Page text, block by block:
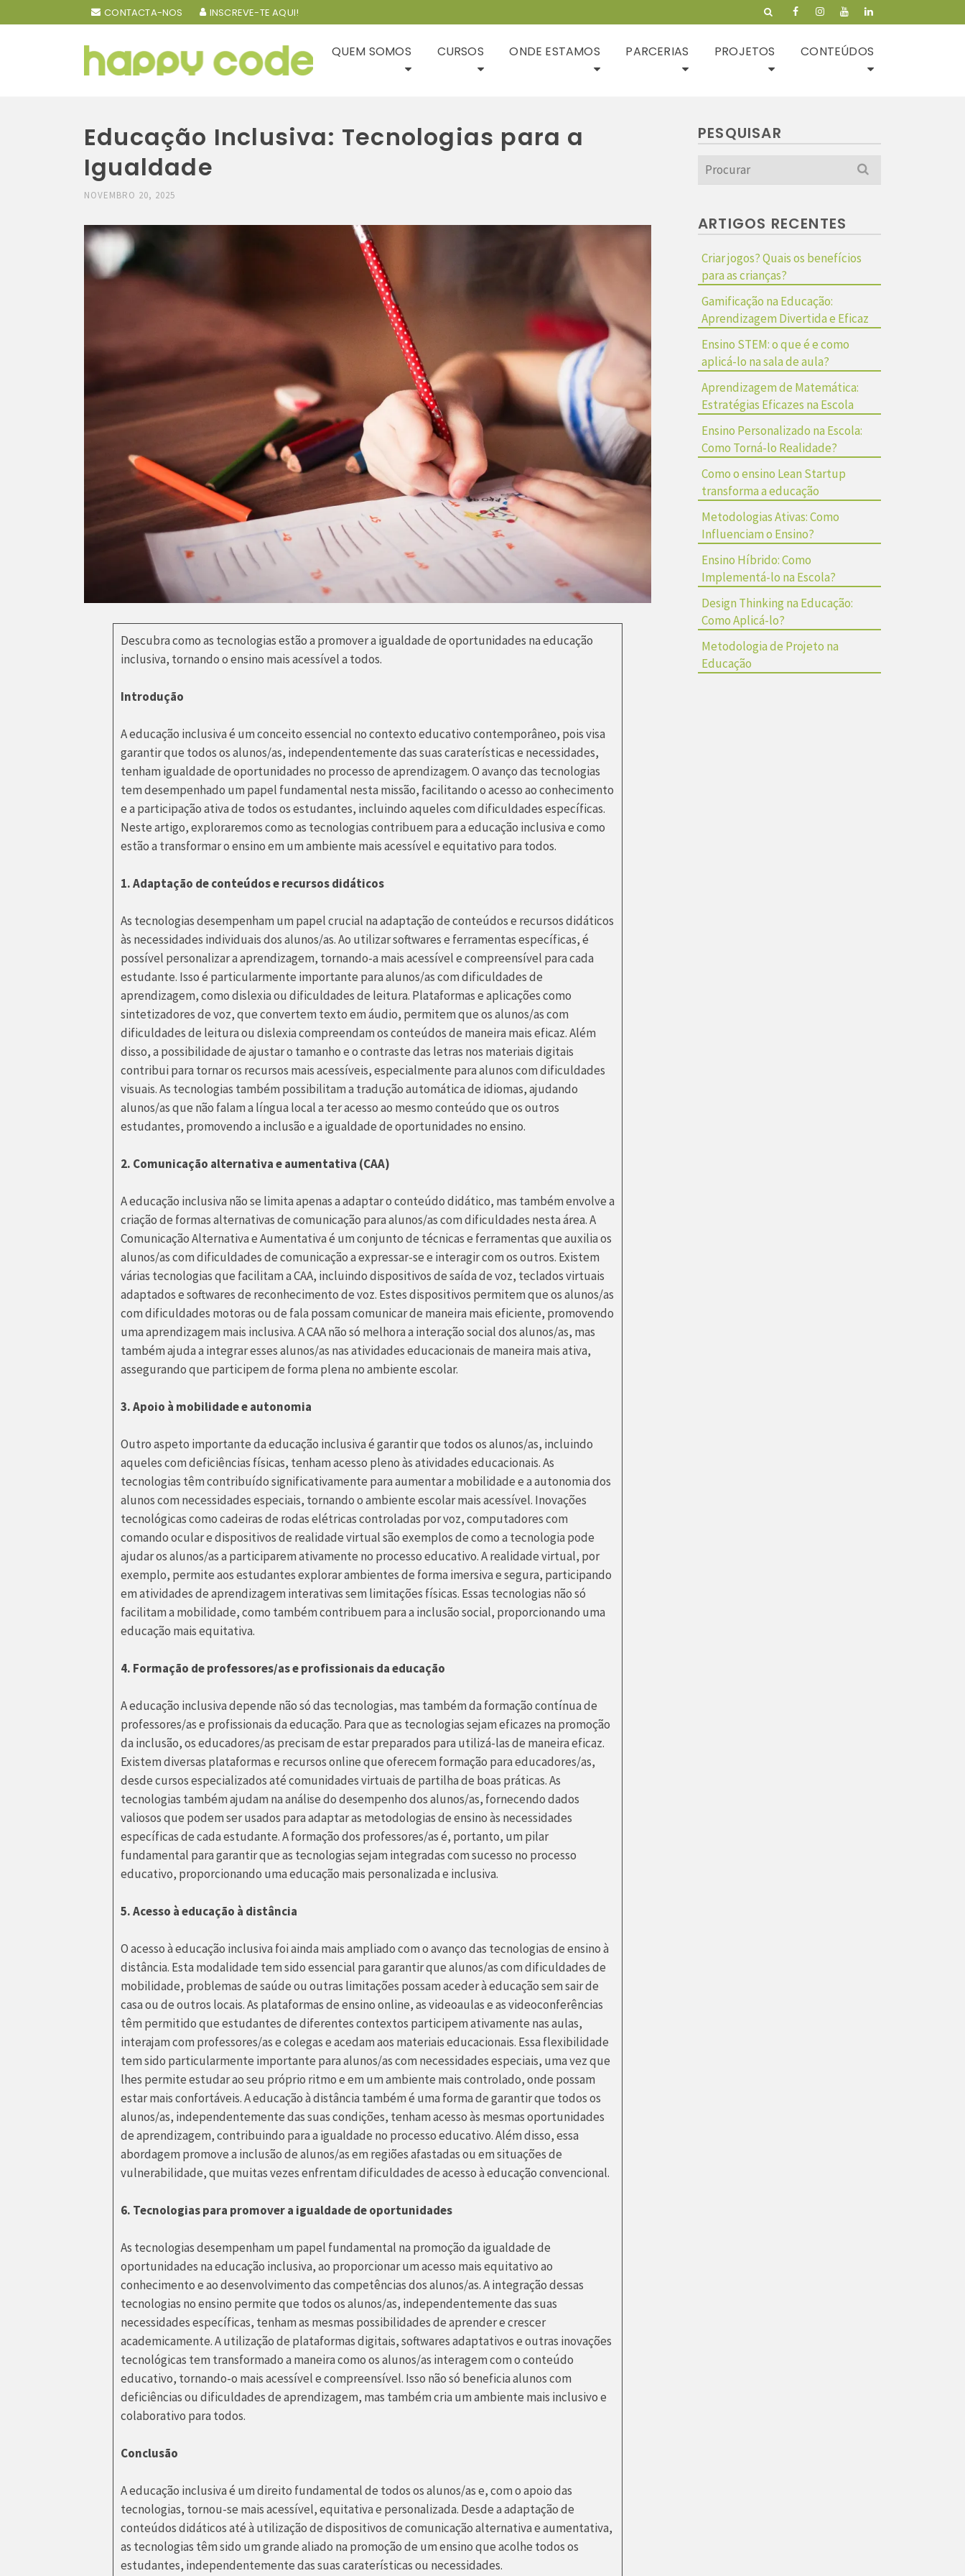
CONTACTA-NOS INSCREVE-TE AQUI!
QUEM SOMOS CURSOS ONDE ESTAMOS PARCERIAS PROJETOS CONTEÚDOS
Educação Inclusiva: Tecnologias para a
Igualdade
NOVEMBRO 20, 2025
Descubra como as tecnologias estão a promover a igualdade de oportunidades na educação
inclusiva, tornando o ensino mais acessível a todos.
Introdução
A educação inclusiva é um conceito essencial no contexto educativo contemporâneo, pois visa
garantir que todos os alunos/as, independentemente das suas caraterísticas e necessidades,
tenham igualdade de oportunidades no processo de aprendizagem. O avanço das tecnologias
tem desempenhado um papel fundamental nesta missão, facilitando o acesso ao conhecimento
e a participação ativa de todos os estudantes, incluindo aqueles com dificuldades específicas.
Neste artigo, exploraremos como as tecnologias contribuem para a educação inclusiva e como
estão a transformar o ensino em um ambiente mais acessível e equitativo para todos.
1. Adaptação de conteúdos e recursos didáticos
As tecnologias desempenham um papel crucial na adaptação de conteúdos e recursos didáticos
às necessidades individuais dos alunos/as. Ao utilizar softwares e ferramentas específicas, é
possível personalizar a aprendizagem, tornando-a mais acessível e compreensível para cada
estudante. Isso é particularmente importante para alunos/as com dificuldades de
aprendizagem, como dislexia ou dificuldades de leitura. Plataformas e aplicações como
sintetizadores de voz, que convertem texto em áudio, permitem que os alunos/as com
dificuldades de leitura ou dislexia compreendam os conteúdos de maneira mais eficaz. Além
disso, a possibilidade de ajustar o tamanho e o contraste das letras nos materiais digitais
contribui para tornar os recursos mais acessíveis, especialmente para alunos com dificuldades
visuais. As tecnologias também possibilitam a tradução automática de idiomas, ajudando
alunos/as que não falam a língua local a ter acesso ao mesmo conteúdo que os outros
estudantes, promovendo a inclusão e a igualdade de oportunidades no ensino.
2. Comunicação alternativa e aumentativa (CAA)
A educação inclusiva não se limita apenas a adaptar o conteúdo didático, mas também envolve a
criação de formas alternativas de comunicação para alunos/as com dificuldades nesta área. A
Comunicação Alternativa e Aumentativa é um conjunto de técnicas e ferramentas que auxilia os
alunos/as com dificuldades de comunicação a expressar-se e interagir com os outros. Existem
várias tecnologias que facilitam a CAA, incluindo dispositivos de saída de voz, teclados virtuais
adaptados e softwares de reconhecimento de voz. Estes dispositivos permitem que os alunos/as
com dificuldades motoras ou de fala possam comunicar de maneira mais eficiente, promovendo
uma aprendizagem mais inclusiva. A CAA não só melhora a interação social dos alunos/as, mas
também ajuda a integrar esses alunos/as nas atividades educacionais de maneira mais ativa,
assegurando que participem de forma plena no ambiente escolar.
3. Apoio à mobilidade e autonomia
Outro aspeto importante da educação inclusiva é garantir que todos os alunos/as, incluindo
aqueles com deficiências físicas, tenham acesso pleno às atividades educacionais. As
tecnologias têm contribuído significativamente para aumentar a mobilidade e a autonomia dos
alunos com necessidades especiais, tornando o ambiente escolar mais acessível. Inovações
tecnológicas como cadeiras de rodas elétricas controladas por voz, computadores com
comando ocular e dispositivos de realidade virtual são exemplos de como a tecnologia pode
ajudar os alunos/as a participarem ativamente no processo educativo. A realidade virtual, por
exemplo, permite aos estudantes explorar ambientes de forma imersiva e segura, participando
em atividades de aprendizagem interativas sem limitações físicas. Essas tecnologias não só
facilitam a mobilidade, como também contribuem para a inclusão social, proporcionando uma
educação mais equitativa.
4. Formação de professores/as e profissionais da educação
A educação inclusiva depende não só das tecnologias, mas também da formação contínua de
professores/as e profissionais da educação. Para que as tecnologias sejam eficazes na promoção
da inclusão, os educadores/as precisam de estar preparados para utilizá-las de maneira eficaz.
Existem diversas plataformas e recursos online que oferecem formação para educadores/as,
desde cursos especializados até comunidades virtuais de partilha de boas práticas. As
tecnologias também ajudam na análise do desempenho dos alunos/as, fornecendo dados
valiosos que podem ser usados para adaptar as metodologias de ensino às necessidades
específicas de cada estudante. A formação dos professores/as é, portanto, um pilar
fundamental para garantir que as tecnologias sejam integradas com sucesso no processo
educativo, proporcionando uma educação mais personalizada e inclusiva.
5. Acesso à educação à distância
O acesso à educação inclusiva foi ainda mais ampliado com o avanço das tecnologias de ensino à
distância. Esta modalidade tem sido essencial para garantir que alunos/as com dificuldades de
mobilidade, problemas de saúde ou outras limitações possam aceder à educação sem sair de
casa ou de outros locais. As plataformas de ensino online, as videoaulas e as videoconferências
têm permitido que estudantes de diferentes contextos participem ativamente nas aulas,
interajam com professores/as e colegas e acedam aos materiais educacionais. Essa flexibilidade
tem sido particularmente importante para alunos/as com necessidades especiais, uma vez que
lhes permite estudar ao seu próprio ritmo e em um ambiente mais controlado, onde possam
estar mais confortáveis. A educação à distância também é uma forma de garantir que todos os
alunos/as, independentemente das suas condições, tenham acesso às mesmas oportunidades
de aprendizagem, contribuindo para a igualdade no processo educativo. Além disso, essa
abordagem promove a inclusão de alunos/as em regiões afastadas ou em situações de
vulnerabilidade, que muitas vezes enfrentam dificuldades de acesso à educação convencional.
6. Tecnologias para promover a igualdade de oportunidades
As tecnologias desempenham um papel fundamental na promoção da igualdade de
oportunidades na educação inclusiva, ao proporcionar um acesso mais equitativo ao
conhecimento e ao desenvolvimento das competências dos alunos/as. A integração dessas
tecnologias no ensino permite que todos os alunos/as, independentemente das suas
necessidades específicas, tenham as mesmas possibilidades de aprender e crescer
academicamente. A utilização de plataformas digitais, softwares adaptativos e outras inovações
tecnológicas tem transformado a maneira como os alunos/as interagem com o conteúdo
educativo, tornando-o mais acessível e compreensível. Isso não só beneficia alunos com
deficiências ou dificuldades de aprendizagem, mas também cria um ambiente mais inclusivo e
colaborativo para todos.
Conclusão
A educação inclusiva é um direito fundamental de todos os alunos/as e, com o apoio das
tecnologias, tornou-se mais acessível, equitativa e personalizada. Desde a adaptação de
conteúdos didáticos até à utilização de dispositivos de comunicação alternativa e aumentativa,
as tecnologias têm sido um grande aliado na promoção de um ensino que acolhe todos os
estudantes, independentemente das suas caraterísticas ou necessidades.
PESQUISAR
Search
for:
ARTIGOS RECENTES
Criar jogos? Quais os benefícios
para as crianças?
Gamificação na Educação:
Aprendizagem Divertida e Eficaz
Ensino STEM: o que é e como
aplicá-lo na sala de aula?
Aprendizagem de Matemática:
Estratégias Eficazes na Escola
Ensino Personalizado na Escola:
Como Torná-lo Realidade?
Como o ensino Lean Startup
transforma a educação
Metodologias Ativas: Como
Influenciam o Ensino?
Ensino Híbrido: Como
Implementá-lo na Escola?
Design Thinking na Educação:
Como Aplicá-lo?
Metodologia de Projeto na
Educação